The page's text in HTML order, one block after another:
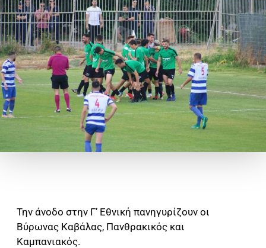
Την άνοδο στην Γ’ Εθνική πανηγυρίζουν οι
Βύρωνας Καβάλας, Πανθρακικός και
Καμπανιακός.